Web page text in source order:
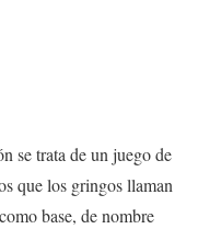
se trata de un juego de
que los gringos llaman
base, de nombre